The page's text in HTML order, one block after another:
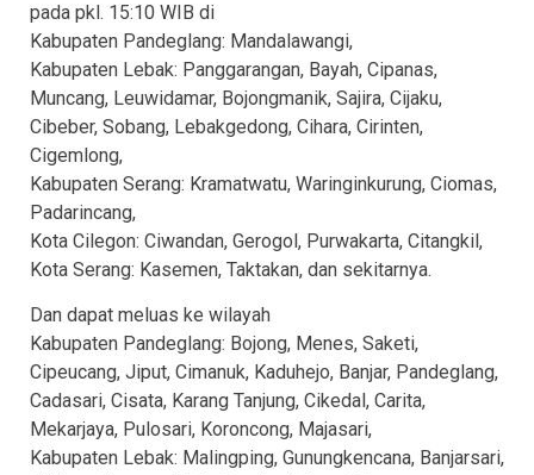
pada pkl. 15:10 WIB di
Kabupaten Pandeglang: Mandalawangi,
Kabupaten Lebak: Panggarangan, Bayah, Cipanas,
Muncang, Leuwidamar, Bojongmanik, Sajira, Cijaku,
Cibeber, Sobang, Lebakgedong, Cihara, Cirinten,
Cigemlong,
Kabupaten Serang: Kramatwatu, Waringinkurung, Ciomas,
Padarincang,
Kota Cilegon: Ciwandan, Gerogol, Purwakarta, Citangkil,
Kota Serang: Kasemen, Taktakan, dan sekitarnya.
Dan dapat meluas ke wilayah
Kabupaten Pandeglang: Bojong, Menes, Saketi,
Cipeucang, Jiput, Cimanuk, Kaduhejo, Banjar, Pandeglang,
Cadasari, Cisata, Karang Tanjung, Cikedal, Carita,
Mekarjaya, Pulosari, Koroncong, Majasari,
Kabupaten Lebak: Malingping, Gunungkencana, Banjarsari,